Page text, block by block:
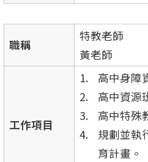
職稱
特教老師
黃老師
工作項目
高中身障
高中資源
高中特殊
規劃並執
育計畫。